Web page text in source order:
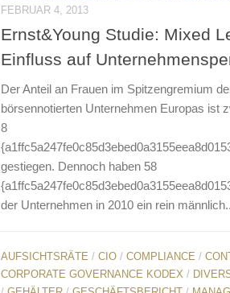
FEBRUAR 4, 2013
Ernst&Young Studie: Mixed
Einfluss auf
Der Anteil an Frauen im Spitzengremium
börsennotierten Unternehmen Europas ist
8
gestiegen. Dennoch haben 58
der Unternehmen in 2010 ein rein
AUFSICHTSRÄTE / CIO / COMPLIANCE /
CORPORATE GOVERNANCE KODEX /